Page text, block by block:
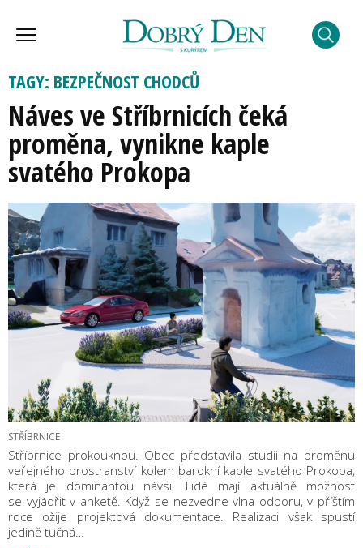
TAGY: BEZPEČNOST CHODCŮ
Náves ve Stříbrnicích čeká
proměna, vynikne kaple
svatého Prokopa
STŘÍBRNICE
Stříbrnice prokouknou. Obec představila studii na proměnu
veřejného prostranství kolem barokní kaple svatého Prokopa,
která je dominantou návsi. Lidé mají aktuálně možnost
se vyjádřit v anketě. Když se nezvedne vlna odporu, v příštím
roce ožije projektová dokumentace. Realizaci však spustí
jedině tučná…